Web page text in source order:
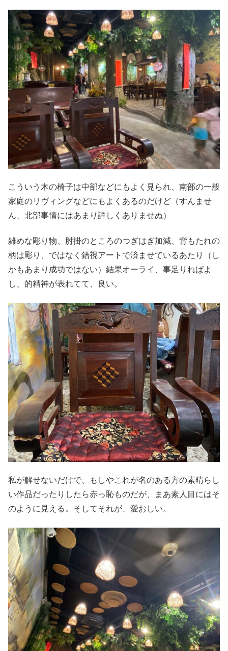
こういう木の椅子は中部などにもよく見られ、南部の一般
家庭のリヴィングなどにもよくあるのだけど（すんませ
ん、北部事情にはあまり詳しくありませぬ）
雑めな彫り物、肘掛のところのつぎはぎ加減、背もたれの
柄は彫り、ではなく錯視アートで済ませているあたり（し
かもあまり成功ではない）結果オーライ、事足りればよ
し、的精神が表れてて、良い。
私が解せないだけで、もしやこれが名のある方の素晴らし
い作品だったりしたら赤っ恥ものだが、まあ素人目にはそ
のように見える。そしてそれが、愛おしい。